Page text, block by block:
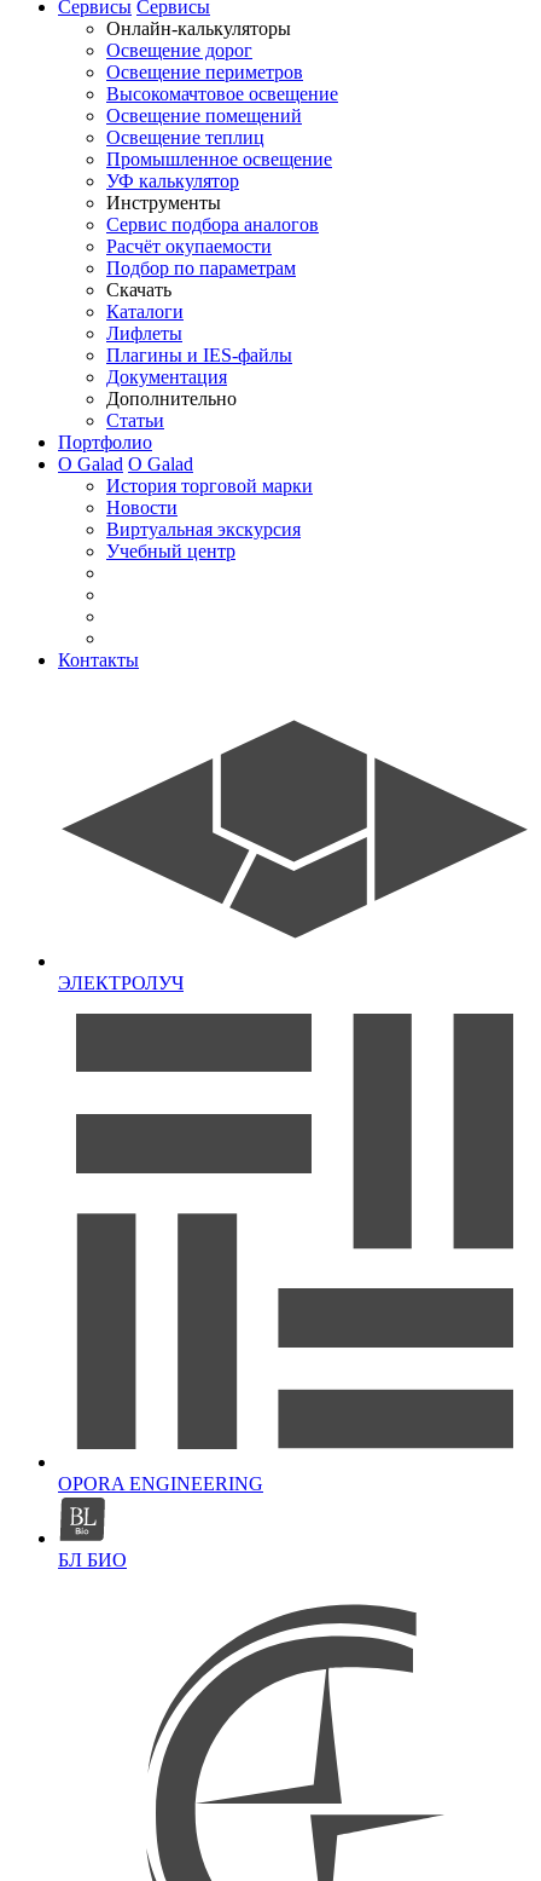
Сервисы Сервисы
Онлайн-калькуляторы
Освещение дорог
Освещение периметров
Высокомачтовое освещение
Освещение помещений
Освещение теплиц
Промышленное освещение
УФ калькулятор
Инструменты
Сервис подбора аналогов
Расчёт окупаемости
Подбор по параметрам
Скачать
Каталоги
Лифлеты
Плагины и IES-файлы
Документация
Дополнительно
Статьи
Портфолио
О Galad О Galad
История торговой марки
Новости
Виртуальная экскурсия
Учебный центр
Контакты
ЭЛЕКТРОЛУЧ
OPORA ENGINEERING
БЛ БИО